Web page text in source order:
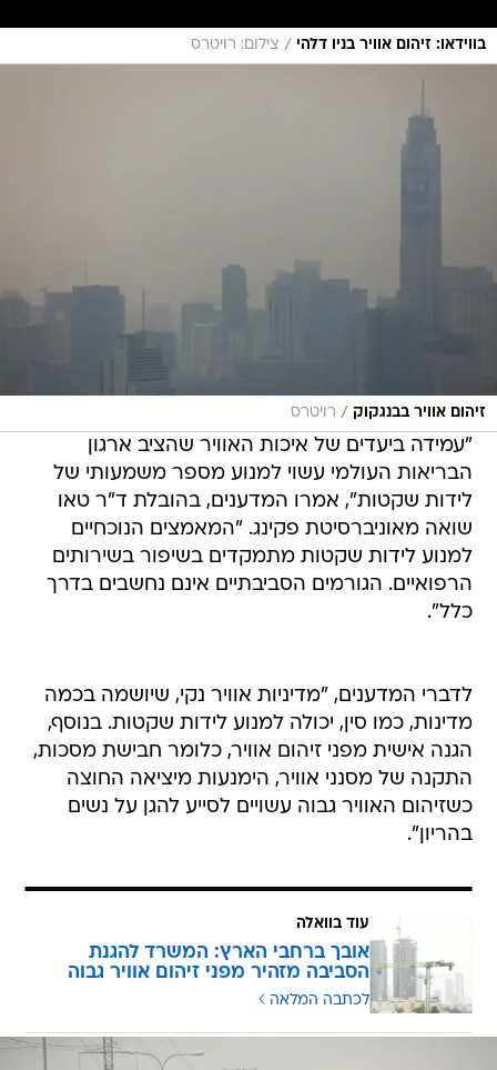
בווידאו: זיהום אוויר בניו דלהי / צילום: רויטרס
זיהום אוויר בבנגקוק / רויטרס
"עמידה ביעדים של איכות האוויר שהציב ארגון
הבריאות העולמי עשוי למנוע מספר משמעותי של
לידות שקטות", אמרו המדענים, בהובלת ד"ר טאו
שואה מאוניברסיטת פקינג. "המאמצים הנוכחיים
למנוע לידות שקטות מתמקדים בשיפור בשירותים
הרפואיים. הגורמים הסביבתיים אינם נחשבים בדרך
כלל".
לדברי המדענים, "מדיניות אוויר נקי, שיושמה בכמה
מדינות, כמו סין, יכולה למנוע לידות שקטות. בנוסף,
הגנה אישית מפני זיהום אוויר, כלומר חבישת מסכות,
התקנה של מסנני אוויר, הימנעות מיציאה החוצה
כשזיהום האוויר גבוה עשויים לסייע להגן על נשים
בהריון".
עוד בוואלה
אובך ברחבי הארץ: המשרד להגנת
הסביבה מזהיר מפני זיהום אוויר גבוה
לכתבה המלאה